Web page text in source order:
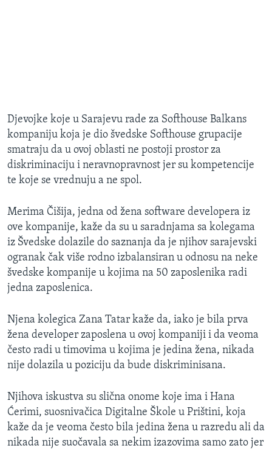
Djevojke koje u Sarajevu rade za Softhouse Balkans
kompaniju koja je dio švedske Softhouse grupacije
smatraju da u ovoj oblasti ne postoji prostor za
diskriminaciju i neravnopravnost jer su kompetencije
te koje se vrednuju a ne spol.
Merima Čišija, jedna od žena software developera iz
ove kompanije, kaže da su u saradnjama sa kolegama
iz Švedske dolazile do saznanja da je njihov sarajevski
ogranak čak više rodno izbalansiran u odnosu na neke
švedske kompanije u kojima na 50 zaposlenika radi
jedna zaposlenica.
Njena kolegica Zana Tatar kaže da, iako je bila prva
žena developer zaposlena u ovoj kompaniji i da veoma
često radi u timovima u kojima je jedina žena, nikada
nije dolazila u poziciju da bude diskriminisana.
Njihova iskustva su slična onome koje ima i Hana
Ćerimi, suosnivačica Digitalne Škole u Prištini, koja
kaže da je veoma često bila jedina žena u razredu ali da
nikada nije suočavala sa nekim izazovima samo zato jer